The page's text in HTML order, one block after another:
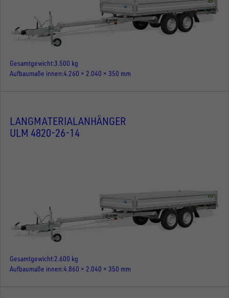
Gesamtgewicht3.500 kg
Aufbaumaße innen 4.260 × 2.040 × 350 mm
LANGMATERIALANHÄNGER
ULM 4820-26-14
Gesamtgewicht 2.600 kg
Aufbaumaße innen 4.860 × 2.040 × 350 mm